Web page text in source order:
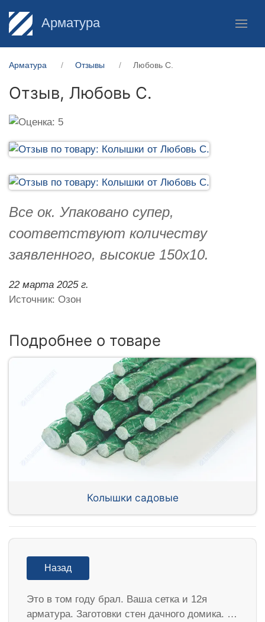
Арматура
Арматура Отзывы Любовь С.
Отзыв, Любовь С.
Все ок. Упаковано супер,
соответствуют количеству
заявленного, высокие 150х10.
22 марта 2025 г.
Источник: Озон
Подробнее о товаре
Колышки садовые
Назад
Это в том году брал. Ваша сетка и 12я
арматура. Заготовки стен дачного домика. …